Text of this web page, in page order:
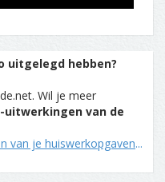
uitgelegd hebben?
Wil je meer
uitwerkingen van de
van je huiswerkopgaven...